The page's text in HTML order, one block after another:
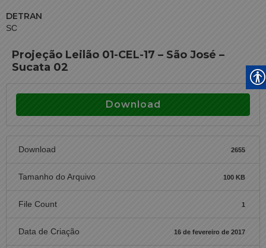
DETRAN
SC
Projeção Leilão 01-CEL-17 – São José –
Sucata 02
Download
Download 2655
Tamanho do Arquivo 100 KB
File Count 1
Data de Criação 16 de fevereiro de 2017